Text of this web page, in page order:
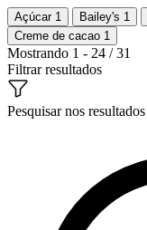
Açúcar 1 Bailey's 1
Creme de cacao 1
Mostrando 1 - 24 / 31
Filtrar resultados
Pesquisar nos resultados